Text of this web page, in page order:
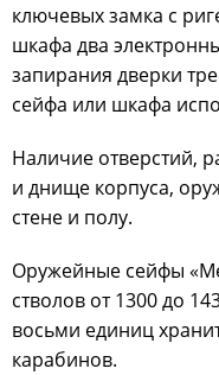
ключевых замка с
шкафа два
запирания дверки
сейфа или шкафа
Наличие отверстий,
и днище корпуса,
стене и полу.
Оружейные сейфы
стволов от 1300 до
восьми единиц
карабинов.